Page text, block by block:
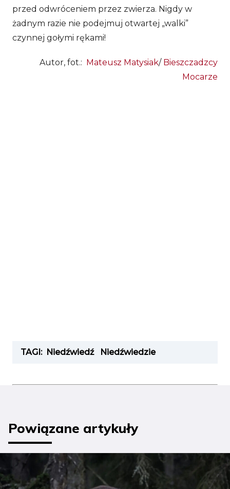
przed odwróceniem przez zwierza. Nigdy w
żadnym razie nie podejmuj otwartej „walki”
czynnej gołymi rękami!
Autor, fot.: Mateusz Matysiak/ Bieszczadzcy
Mocarze
TAGI: Niedźwiedź Niedźwiedzie
Powiązane artykuły